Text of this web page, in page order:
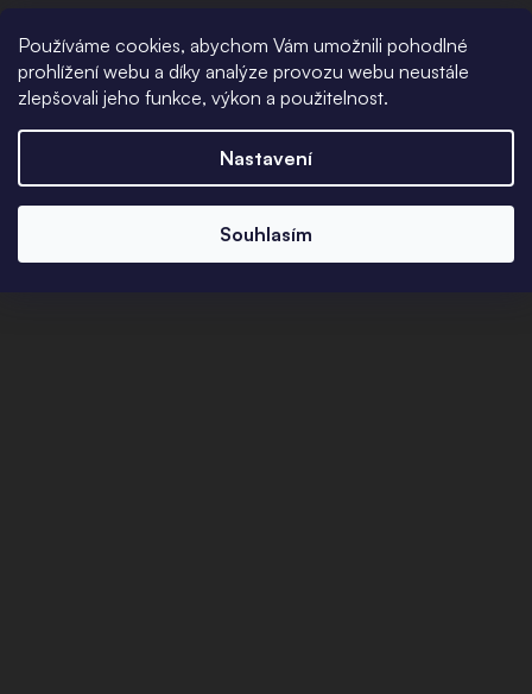
Používáme cookies, abychom Vám umožnili pohodlné
prohlížení webu a díky analýze provozu webu neustále
zlepšovali jeho funkce, výkon a použitelnost.
Nastavení
Souhlasím